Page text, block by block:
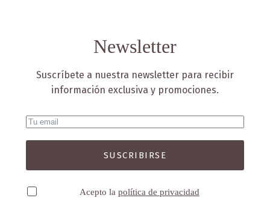
Newsletter
Suscríbete a nuestra newsletter para recibir
información exclusiva y promociones.
SUSCRIBIRSE
Acepto la política de privacidad